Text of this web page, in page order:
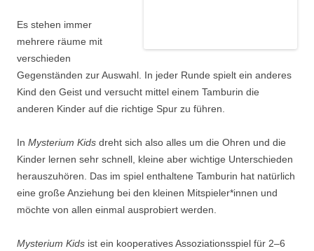
Es stehen immer
mehrere räume mit
verschieden
Gegenständen zur Auswahl. In jeder Runde spielt ein anderes
Kind den Geist und versucht mittel einem Tamburin die
anderen Kinder auf die richtige Spur zu führen.
In Mysterium Kids dreht sich also alles um die Ohren und die
Kinder lernen sehr schnell, kleine aber wichtige Unterschieden
herauszuhören. Das im spiel enthaltene Tamburin hat natürlich
eine große Anziehung bei den kleinen Mitspieler*innen und
möchte von allen einmal ausprobiert werden.
Mysterium Kids ist ein kooperatives Assoziationsspiel für 2–6